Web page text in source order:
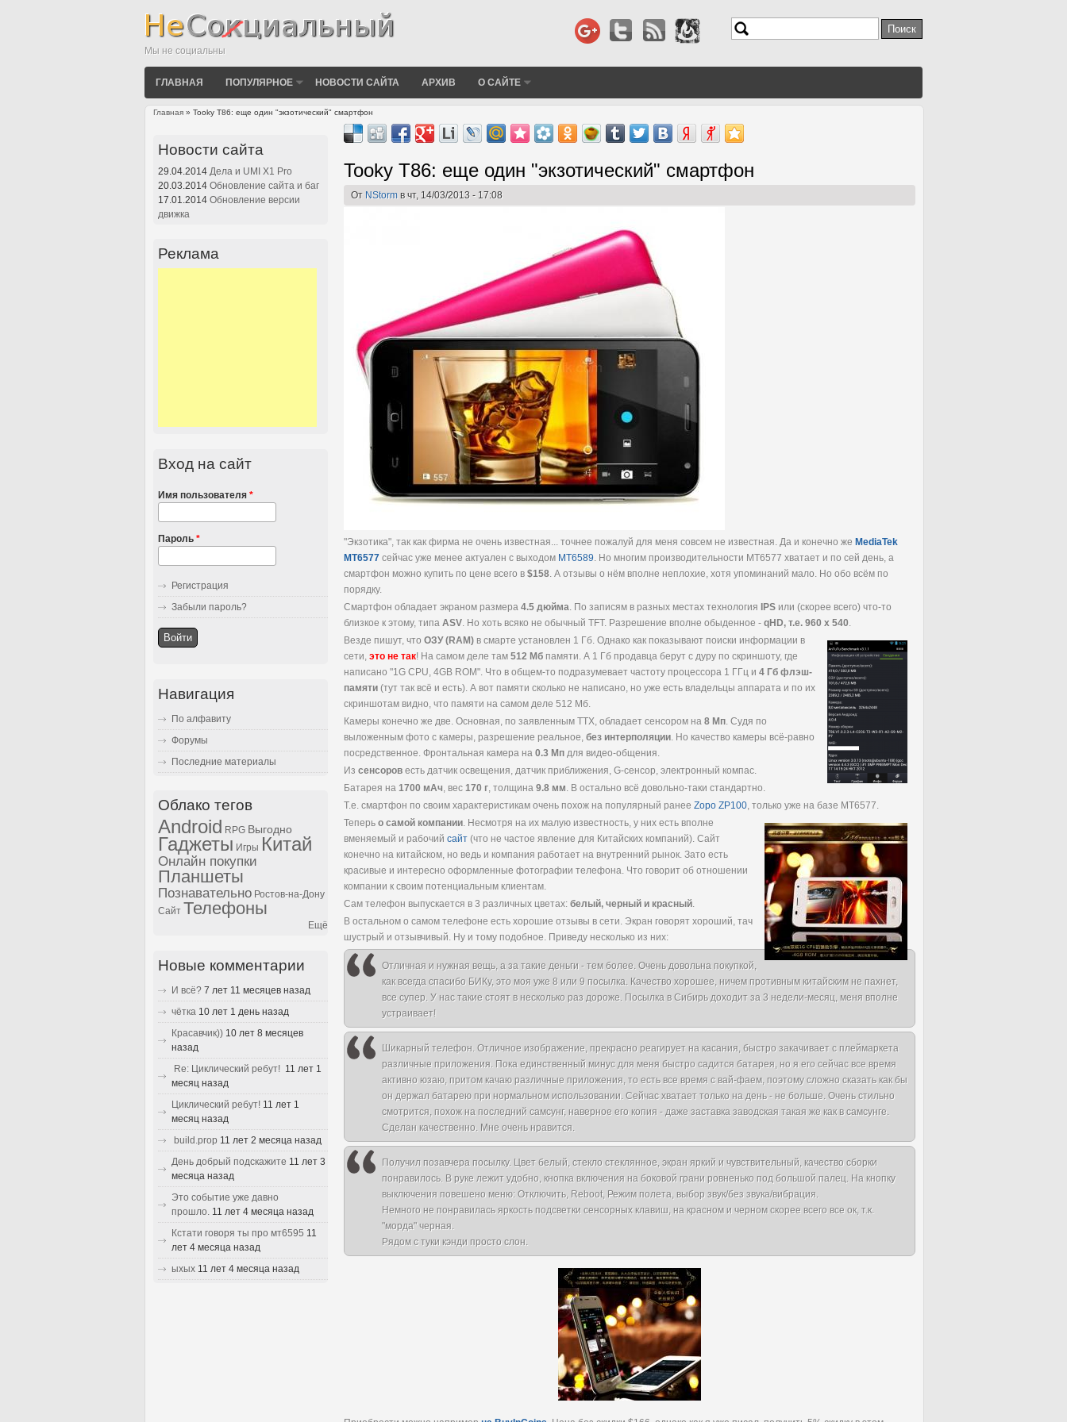
Мы не социальны
Поиск
ГЛАВНАЯ ПОПУЛЯРНОЕ НОВОСТИ САЙТА АРХИВ О САЙТЕ
Главная » Tooky T86: еще один "экзотический" смартфон
Tooky T86: еще один "экзотический" смартфон
От NStorm в чт, 14/03/2013 - 17:08
"Экзотика", так как фирма не очень известная... точнее пожалуй для меня совсем не известная. Да и конечно же MediaTek
MT6577 сейчас уже менее актуален с выходом MT6589 . Но многим производительности MT6577 хватает и по сей день, а
смартфон можно купить по цене всего в $158 . А отзывы о нём вполне неплохие, хотя упоминаний мало. Но обо всём по
порядку.
Смартфон обладает экраном размера 4.5 дюйма . По записям в разных местах технология IPS или (скорее всего) что-то
близкое к этому, типа ASV . Но хоть всяко не обычный TFT. Разрешение вполне обыденное - qHD, т.е. 960 x 540
Везде пишут, что ОЗУ (RAM) в смарте установлен 1 Гб. Однако как показывают поиски информации в
сети, это не так! На самом деле там 512 Мб памяти. А 1 Гб продавца берут с дуру по скриншоту, где
написано "1G CPU, 4GB ROM". Что в общем-то подразумевает частоту процессора 1 ГГц и 4 Гб флэш-
памяти (тут так всё и есть). А вот памяти сколько не написано, но уже есть владельцы аппарата и по их
скриншотам видно, что памяти на самом деле 512 Мб.
Камеры конечно же две. Основная, по заявленным ТТХ, обладает сенсором на 8 Мп . Судя по
выложенным фото с камеры, разрешение реальное, без интерполяции . Но качество камеры всё-равно
посредственное. Фронтальная камера на 0.3 Мп для видео-общения.
Из сенсоров есть датчик освещения, датчик приближения, G-сенсор, электронный компас.
Батарея на 1700 мАч , вес 170 г , толщина 9.8 мм . В остально всё довольно-таки стандартно.
Т.е. смартфон по своим характеристикам очень похож на популярный ранее Zopo ZP100 , только уже на базе MT6577.
Теперь о самой компании . Несмотря на их малую известность, у них есть вполне
вменяемый и рабочий сайт (что не частое явление для Китайских компаний). Сайт
конечно на китайском, но ведь и компания работает на внутренний рынок. Зато есть
красивые и интересно оформленные фотографии телефона. Что говорит об отношении
компании к своим потенциальным клиентам.
Сам телефон выпускается в 3 различных цветах: белый, черный и красный
В остальном о самом телефоне есть хорошие отзывы в сети. Экран говорят хороший, тач
шустрый и отзывчивый. Ну и тому подобное. Приведу несколько из них:
Отличная и нужная вещь, а за такие деньги - тем более. Очень довольна покупкой,
как всегда спасибо БИКу, это моя уже 8 или 9 посылка. Качество хорошее, ничем противным китайским не пахнет,
все супер. У нас такие стоят в несколько раз дороже. Посылка в Сибирь доходит за 3 недели-месяц, меня вполне
устраивает!
Шикарный телефон. Отличное изображение, прекрасно реагирует на касания, быстро закачивает с плеймаркета
различные приложения. Пока единственный минус для меня быстро садится батарея, но я его сейчас все время
активно юзаю, притом качаю различные приложения, то есть все время с вай-фаем, поэтому сложно сказать как бы
он держал батарею при нормальном использовании. Сейчас хватает только на день - не больше. Очень стильно
смотрится, похож на последний самсунг, наверное его копия - даже заставка заводская такая же как в самсунге.
Сделан качественно. Мне очень нравится.
Получил позавчера посылку. Цвет белый, стекло стеклянное, экран яркий и чувствительный, качество сборки
понравилось. В руке лежит удобно, кнопка включения на боковой грани ровненько под большой палец. На кнопку
выключения повешено меню: Отключить, Reboot, Режим полета, выбор звук/без звука/вибрация.
Немного не понравилась яркость подсветки сенсорных клавиш, на красном и черном скорее всего все ок, т.к.
"морда" черная.
Рядом с туки кэнди просто слон.
Новости сайта
29.04.2014 Дела и UMI X1 Pro
20.03.2014 Обновление сайта и баг
17.01.2014 Обновление версии
движка
Реклама
Вход на сайт
Имя пользователя *
Пароль *
Регистрация
Забыли пароль?
Навигация
По алфавиту
Форумы
Последние материалы
Облако тегов
Android RPG Выгодно
Гаджеты Игры Китай
Онлайн покупки
Планшеты
Познавательно Ростов-на-Дону
Сайт Телефоны
Ещё
Новые комментарии
И всё? 7 лет 11 месяцев назад
чётка 10 лет 1 день назад
Красавчик)) 10 лет 8 месяцев
назад
Re: Циклический ребут! 11 лет 1
месяц назад
Циклический ребут! 11 лет 1
месяц назад
build.prop 11 лет 2 месяца назад
День добрый подскажите 11 лет 3
месяца назад
Это событие уже давно
прошло. 11 лет 4 месяца назад
Кстати говоря ты про мт6595 11
лет 4 месяца назад
ыхых 11 лет 4 месяца назад